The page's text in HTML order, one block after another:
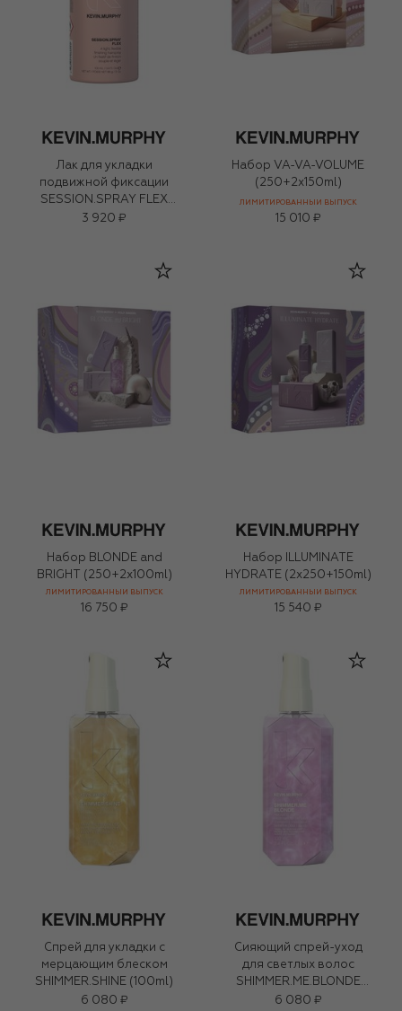
Лак для укладки
подвижной фиксации
SESSION.SPRAY FLEX
(100ml)
3 920 ₽
Набор VA-VA-VOLUME
(250+2x150ml)
ЛИМИТИРОВАННЫЙ ВЫПУСК
15 010 ₽
Набор BLONDE and
BRIGHT (250+2x100ml)
ЛИМИТИРОВАННЫЙ ВЫПУСК
16 750 ₽
Набор ILLUMINATE
HYDRATE (2x250+150ml)
ЛИМИТИРОВАННЫЙ ВЫПУСК
15 540 ₽
Спрей для укладки с
мерцающим блеском
SHIMMER.SHINE (100ml)
6 080 ₽
Сияющий спрей-уход
для светлых волос
SHIMMER.ME.BLONDE
(100ml)
6 080 ₽